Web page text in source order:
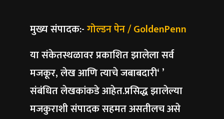
मुख्य संपादक:-गोल्डन पेन / GoldenPenn
या संकेतस्थळावर प्रकाशित झालेला सर्व
मजकूर, लेख आणि त्याचे जबाबदारी‘ ’
संबंधित लेखकांकडे आहेत.प्रसिद्ध झालेल्या
मजकुराशी संपादक सहमत असतीलच असे